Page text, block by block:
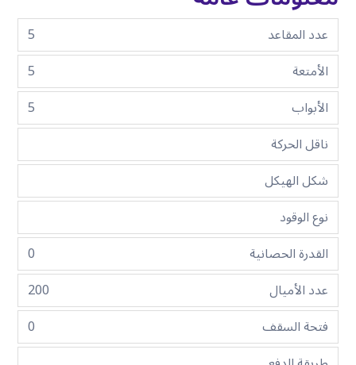
عدد المقاعد
5
الأمتعة
5
الأبواب
5
ناقل الحركة
شكل الهيكل
نوع الوقود
القدرة الحصانية
0
عدد الأميال
200
فتحة السقف
0